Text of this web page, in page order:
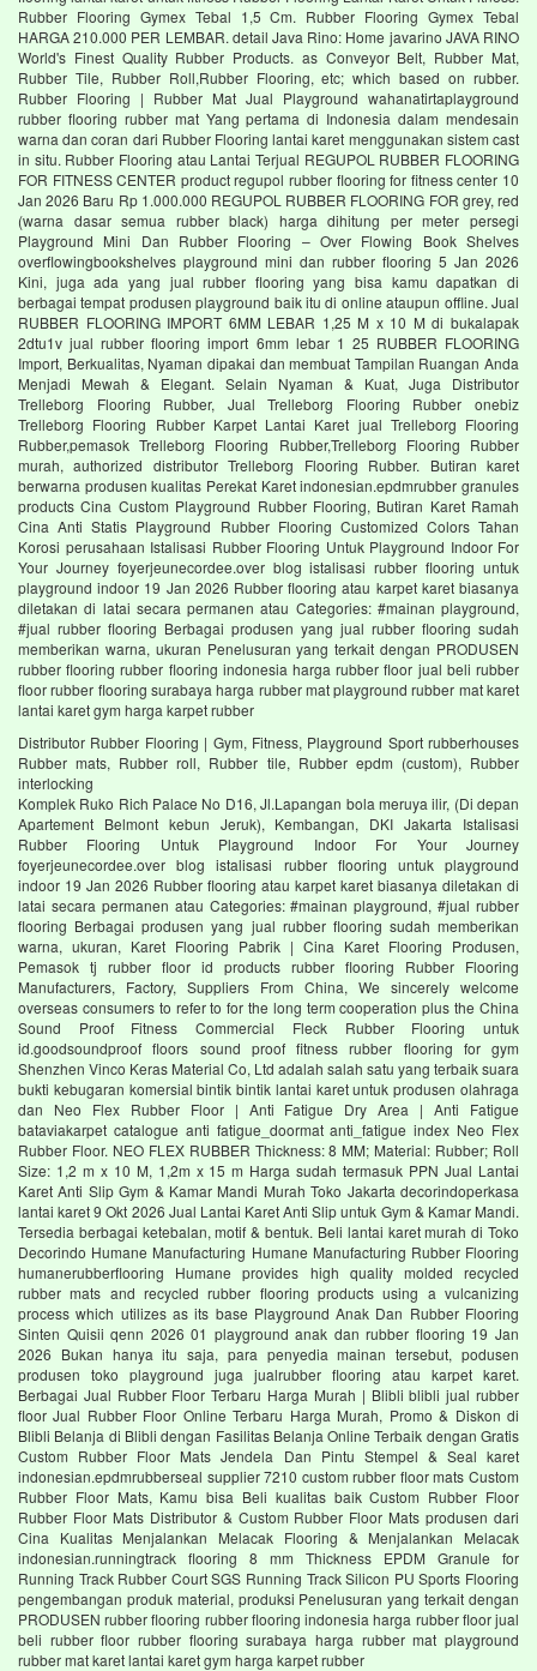
Rubber Flooring Gymex Tebal 1,5 Cm. Rubber Flooring Gymex Tebal
HARGA 210.000 PER LEMBAR. detail Java Rino: Home javarino JAVA RINO
World's Finest Quality Rubber Products. as Conveyor Belt, Rubber Mat,
Rubber Tile, Rubber Roll,Rubber Flooring, etc; which based on rubber.
Rubber Flooring | Rubber Mat Jual Playground wahanatirtaplayground
rubber flooring rubber mat Yang pertama di Indonesia dalam mendesain
warna dan coran dari Rubber Flooring lantai karet menggunakan sistem cast
in situ. Rubber Flooring atau Lantai Terjual REGUPOL RUBBER FLOORING
FOR FITNESS CENTER product regupol rubber flooring for fitness center 10
Jan 2026 Baru Rp 1.000.000 REGUPOL RUBBER FLOORING FOR grey, red
(warna dasar semua rubber black) harga dihitung per meter persegi
Playground Mini Dan Rubber Flooring – Over Flowing Book Shelves
overflowingbookshelves playground mini dan rubber flooring 5 Jan 2026
Kini, juga ada yang jual rubber flooring yang bisa kamu dapatkan di
berbagai tempat produsen playground baik itu di online ataupun offline. Jual
RUBBER FLOORING IMPORT 6MM LEBAR 1,25 M x 10 M di bukalapak
2dtu1v jual rubber flooring import 6mm lebar 1 25 RUBBER FLOORING
Import, Berkualitas, Nyaman dipakai dan membuat Tampilan Ruangan Anda
Menjadi Mewah & Elegant. Selain Nyaman & Kuat, Juga Distributor
Trelleborg Flooring Rubber, Jual Trelleborg Flooring Rubber onebiz
Trelleborg Flooring Rubber Karpet Lantai Karet jual Trelleborg Flooring
Rubber,pemasok Trelleborg Flooring Rubber,Trelleborg Flooring Rubber
murah, authorized distributor Trelleborg Flooring Rubber. Butiran karet
berwarna produsen kualitas Perekat Karet indonesian.epdmrubber granules
products Cina Custom Playground Rubber Flooring, Butiran Karet Ramah
Cina Anti Statis Playground Rubber Flooring Customized Colors Tahan
Korosi perusahaan Istalisasi Rubber Flooring Untuk Playground Indoor For
Your Journey foyerjeunecordee.over blog istalisasi rubber flooring untuk
playground indoor 19 Jan 2026 Rubber flooring atau karpet karet biasanya
diletakan di latai secara permanen atau Categories: #mainan playground,
#jual rubber flooring Berbagai produsen yang jual rubber flooring sudah
memberikan warna, ukuran Penelusuran yang terkait dengan PRODUSEN
rubber flooring rubber flooring indonesia harga rubber floor jual beli rubber
floor rubber flooring surabaya harga rubber mat playground rubber mat karet
lantai karet gym harga karpet rubber
Distributor Rubber Flooring | Gym, Fitness, Playground Sport rubberhouses
Rubber mats, Rubber roll, Rubber tile, Rubber epdm (custom), Rubber
interlocking
Komplek Ruko Rich Palace No D16, Jl.Lapangan bola meruya ilir, (Di depan
Apartement Belmont kebun Jeruk), Kembangan, DKI Jakarta Istalisasi
Rubber Flooring Untuk Playground Indoor For Your Journey
foyerjeunecordee.over blog istalisasi rubber flooring untuk playground
indoor 19 Jan 2026 Rubber flooring atau karpet karet biasanya diletakan di
latai secara permanen atau Categories: #mainan playground, #jual rubber
flooring Berbagai produsen yang jual rubber flooring sudah memberikan
warna, ukuran, Karet Flooring Pabrik | Cina Karet Flooring Produsen,
Pemasok tj rubber floor id products rubber flooring Rubber Flooring
Manufacturers, Factory, Suppliers From China, We sincerely welcome
overseas consumers to refer to for the long term cooperation plus the China
Sound Proof Fitness Commercial Fleck Rubber Flooring untuk
id.goodsoundproof floors sound proof fitness rubber flooring for gym
Shenzhen Vinco Keras Material Co, Ltd adalah salah satu yang terbaik suara
bukti kebugaran komersial bintik bintik lantai karet untuk produsen olahraga
dan Neo Flex Rubber Floor | Anti Fatigue Dry Area | Anti Fatigue
bataviakarpet catalogue anti fatigue_doormat anti_fatigue index Neo Flex
Rubber Floor. NEO FLEX RUBBER Thickness: 8 MM; Material: Rubber; Roll
Size: 1,2 m x 10 M, 1,2m x 15 m Harga sudah termasuk PPN Jual Lantai
Karet Anti Slip Gym & Kamar Mandi Murah Toko Jakarta decorindoperkasa
lantai karet 9 Okt 2026 Jual Lantai Karet Anti Slip untuk Gym & Kamar Mandi.
Tersedia berbagai ketebalan, motif & bentuk. Beli lantai karet murah di Toko
Decorindo Humane Manufacturing Humane Manufacturing Rubber Flooring
humanerubberflooring Humane provides high quality molded recycled
rubber mats and recycled rubber flooring products using a vulcanizing
process which utilizes as its base Playground Anak Dan Rubber Flooring
Sinten Quisii qenn 2026 01 playground anak dan rubber flooring 19 Jan
2026 Bukan hanya itu saja, para penyedia mainan tersebut, podusen
produsen toko playground juga jualrubber flooring atau karpet karet.
Berbagai Jual Rubber Floor Terbaru Harga Murah | Blibli blibli jual rubber
floor Jual Rubber Floor Online Terbaru Harga Murah, Promo & Diskon di
Blibli Belanja di Blibli dengan Fasilitas Belanja Online Terbaik dengan Gratis
Custom Rubber Floor Mats Jendela Dan Pintu Stempel & Seal karet
indonesian.epdmrubberseal supplier 7210 custom rubber floor mats Custom
Rubber Floor Mats, Kamu bisa Beli kualitas baik Custom Rubber Floor
Rubber Floor Mats Distributor & Custom Rubber Floor Mats produsen dari
Cina Kualitas Menjalankan Melacak Flooring & Menjalankan Melacak
indonesian.runningtrack flooring 8 mm Thickness EPDM Granule for
Running Track Rubber Court SGS Running Track Silicon PU Sports Flooring
pengembangan produk material, produksi Penelusuran yang terkait dengan
PRODUSEN rubber flooring rubber flooring indonesia harga rubber floor jual
beli rubber floor rubber flooring surabaya harga rubber mat playground
rubber mat karet lantai karet gym harga karpet rubber